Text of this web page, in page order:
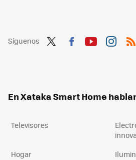
Síguenos
En Xataka Smart Home
Televisores
Hogar